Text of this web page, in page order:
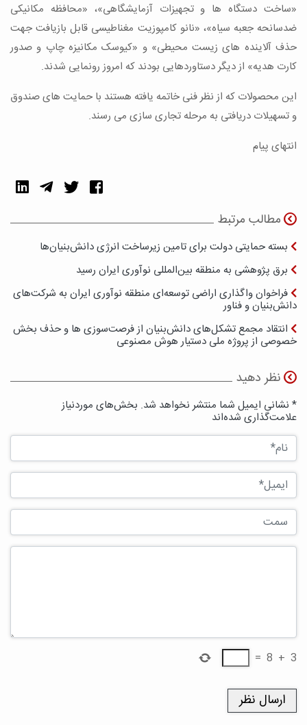
«ساخت دستگاه ها و تجهیزات آزمایشگاهی»، «محافظه مکانیکی
ضدسانحه جعبه سیاه»، «نانو کامپوزیت مغناطیسی قابل بازیافت جهت
حذف آلاینده های زیست محیطی» و «کیوسک مکانیزه چاپ و صدور
کارت هدیه» از دیگر دستاوردهایی بودند که امروز رونمایی شدند.
این محصولات که از نظر فنی خاتمه یافته هستند با حمایت های صندوق
و تسهیلات دریافتی به مرحله تجاری سازی می رسند.
انتهای پیام
مطالب مرتبط
بسته حمایتی دولت برای تامین زیرساخت انرژی دانش‌بنیان‌ها
برق پژوهشی به منطقه بین‌المللی نوآوری ایران رسید
فراخوان واگذاری اراضی توسعه‌ای منطقه نوآوری ایران به شرکت‌های
دانش‌بنیان و فناور
انتقاد مجمع تشکل‌های دانش‌بنیان از فرصت‌سوزی ها و حذف بخش
خصوصی از پروژه‌ ملی دستیار هوش مصنوعی
نظر دهید
* نشانی ایمیل شما منتشر نخواهد شد. بخش‌های موردنیاز
علامت‌گذاری شده‌اند
3
+
8
=